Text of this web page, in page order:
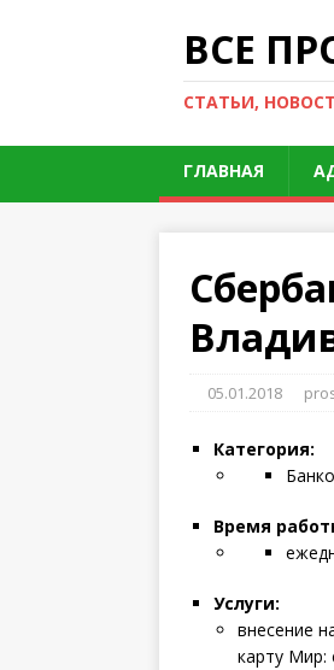
ВСЕ
СТАТЬИ,
ГЛАВНАЯ
05.01.2018
Категория:
Время
Услуги:
внесение
карту Мир: